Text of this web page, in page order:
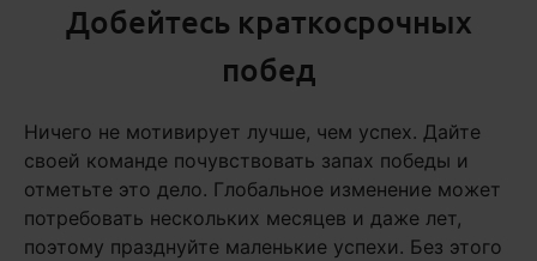
Добейтесь краткосрочных
побед
Ничего не мотивирует лучше, чем успех. Дайте
своей команде почувствовать запах победы и
отметьте это дело. Глобальное изменение может
потребовать нескольких месяцев и даже лет,
поэтому празднуйте маленькие успехи. Без этого